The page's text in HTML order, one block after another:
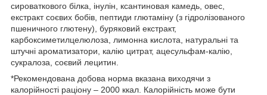
сироваткового білка, інулін, ксантиновая камедь, овес,
екстракт соєвих бобів, пептиди глютаміну (з гідролізованого
пшеничного глютену), буряковий екстракт,
карбоксиметилцелюлоза, лимонна кислота, натуральні та
штучні ароматизатори, калію цитрат, ацесульфам-калію,
сукралоза, соєвий лецитин.
*Рекомендована добова норма вказана виходячи з
калорійності раціону – 2000 ккал. Калорійність може бути